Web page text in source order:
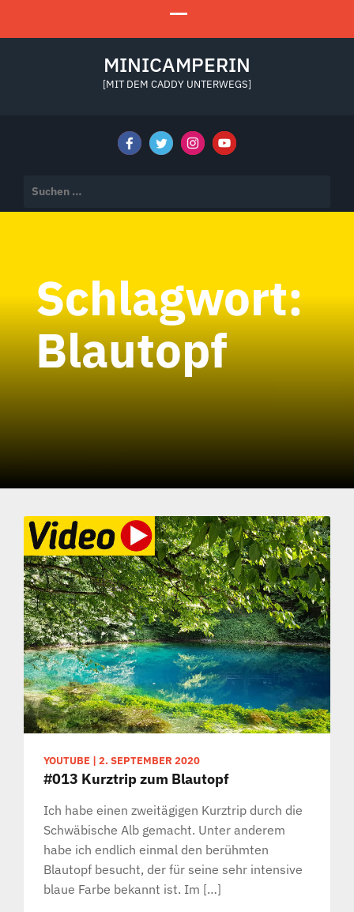
MINICAMPERIN
[MIT DEM CADDY UNTERWEGS]
nach:
Schlagwort:
Blautopf
YOUTUBE | 2. SEPTEMBER 2020
#013 Kurztrip zum Blautopf
Ich habe einen zweitägigen Kurztrip durch die
Schwäbische Alb gemacht. Unter anderem
habe ich endlich einmal den berühmten
Blautopf besucht, der für seine sehr intensive
blaue Farbe bekannt ist. Im […]